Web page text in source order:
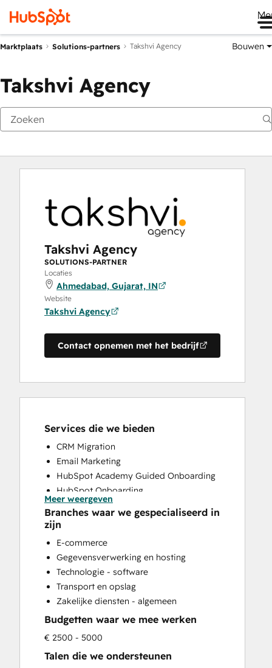
Marktplaats Solutions-partners Takshvi Agency Bouwen
Takshvi Agency
Takshvi Agency
SOLUTIONS-PARTNER
Locaties
Ahmedabad, Gujarat, IN
Website
Takshvi Agency
Contact opnemen met het bedrijf
Services die we bieden
CRM Migration
Email Marketing
HubSpot Academy Guided Onboarding
HubSpot Onboarding
Paid Advertising
Programmable Automation
Search Engine Optimization
Social Media
Website Development
Website Migration
Meer weergeven
Branches waar we gespecialiseerd in
zijn
E-commerce
Gegevensverwerking en hosting
Technologie - software
Transport en opslag
Zakelijke diensten - algemeen
Budgetten waar we mee werken
€ 2500 - 5000
Talen die we ondersteunen